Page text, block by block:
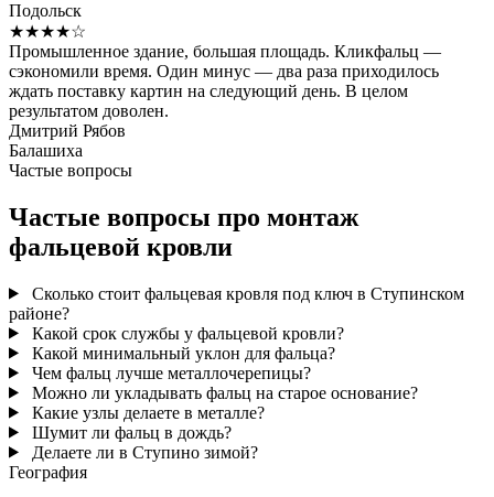
Подольск
★★★★☆
Промышленное здание, большая площадь. Кликфальц —
сэкономили время. Один минус — два раза приходилось
ждать поставку картин на следующий день. В целом
результатом доволен.
Дмитрий Рябов
Балашиха
Частые вопросы
Частые вопросы про монтаж
фальцевой кровли
Сколько стоит фальцевая кровля под ключ в Ступинском
районе?
Какой срок службы у фальцевой кровли?
Какой минимальный уклон для фальца?
Чем фальц лучше металлочерепицы?
Можно ли укладывать фальц на старое основание?
Какие узлы делаете в металле?
Шумит ли фальц в дождь?
Делаете ли в Ступино зимой?
География